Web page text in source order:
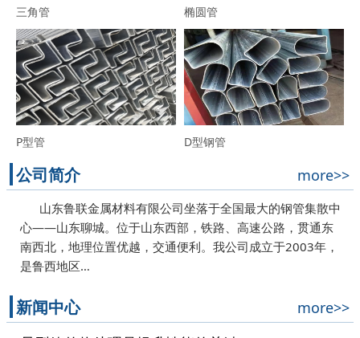
三角管 椭圆管
P型管 D型钢管
公司简介 more>>
山东鲁联金属材料有限公司坐落于全国最大的钢管集散中
心——山东聊城。位于山东西部，铁路、高速公路，贯通东
南西北，地理位置优越，交通便利。我公司成立于2003年，
是鲁西地区…
新闻中心
more>>